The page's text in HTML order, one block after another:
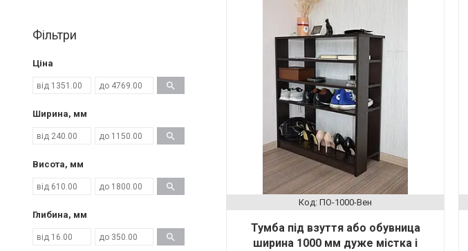
ПО-1000-Вен
Тумба під взуття або обувница
ширина 1000 мм дуже містка і
Фільтри
Ціна
Ширина, мм
Висота, мм
Глибина, мм